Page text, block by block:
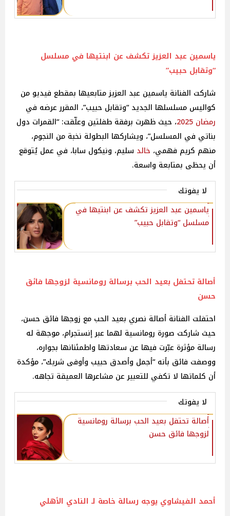
ياسمين عبد العزيز تكشف عن ابنتيها في مسلسل
“وتقابل حبيب”
شاركت الفنانة ياسمين عبد العزيز متابعيها بمقطع فيديو من
كواليس مسلسلها الجديد “وتقابل حبيب”، المقرر عرضه في
رمضان 2025
، حيث ظهرت برفقة طفلتين وعلّقت: “القمرات دول
بناتي في المسلسل”، ويشاركها البطولة نخبة من النجوم،
منهم كريم فهمي، خالد سليم، ونيكول سابا، في عمل يُتوقع
أن يحظى بمتابعة واسعة.
لا يفوتك
ياسمين عبد العزيز تكشف عن ابنتيها في
مسلسل “وتقابل حبيب”‎
أصالة تحتفل بعيد الحب برسالة رومانسية لزوجها فائق
حسن
احتفلت الفنانة أصالة نصري بعيد الحب مع زوجها فائق حسن،
حيث شاركت صورة رومانسية لهما عبر إنستجرام، موجهة له
رسالة مؤثرة عبّرت فيها عن سعادتها واطمئنانها بجواره،
ووصفت فائق بأنه “أجمل وأصدق حبيب وأوفى شريك”، مؤكدة
أن كلماتها لا تكفي للتعبير عن مشاعرها العميقة تجاهه.
لا يفوتك
أصالة تحتفل بعيد الحب برسالة رومانسية
لزوجها فائق حسن
أحمد الفيشاوي يوجه رسالة خاصة لـ النادي الأهلي